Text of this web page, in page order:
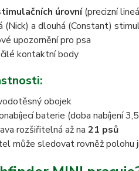
úrovní(precizní
(Nick) a dlouhá (Constant)
upozornění pro psa
kontaktní body
obojek
baterie (doba nabíjení
rozšiřitelná až na 21 psů
může sledovat rovněž polohu